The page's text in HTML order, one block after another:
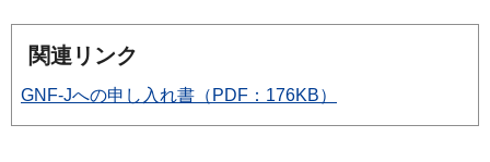
関連リンク
GNF-Jへの申し入れ書（PDF：176KB）